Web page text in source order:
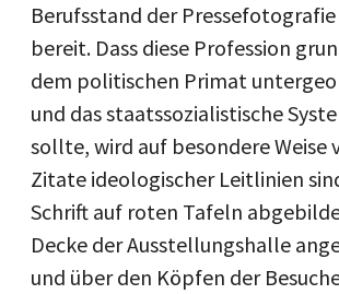
Berufsstand der Pressefotografie
bereit. Dass diese Profession
dem politischen Primat
und das staatssozialistische
sollte, wird auf besondere Weise
Zitate ideologischer Leitlinien
Schrift auf roten Tafeln
Decke der Ausstellungshalle
und über den Köpfen der